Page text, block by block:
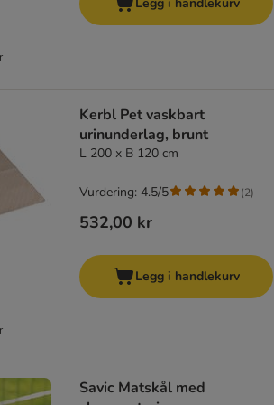
Kerbl Pet vaskbart
urinunderlag, brunt
L 200 x B 120 cm
532,00 kr
Vurdering: 4.5/5 (2)
Legg i handlekurv
Savic Matskål med